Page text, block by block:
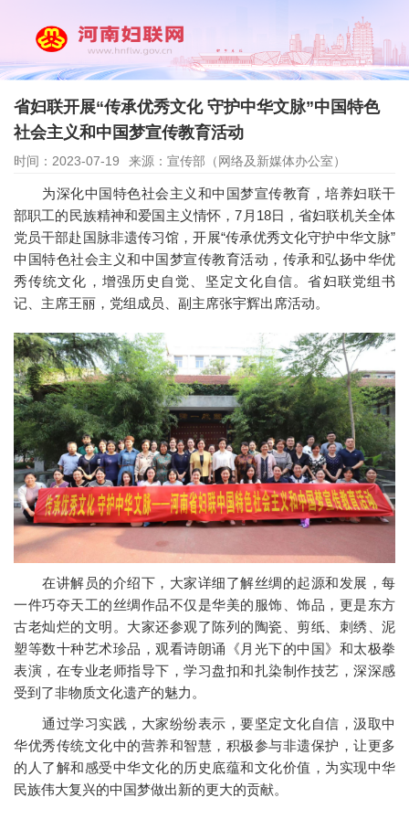
省妇联开展“传承优秀文化 守护中华文脉”中国特色
社会主义和中国梦宣传教育活动
时间：2023-07-19 来源：宣传部（网络及新媒体办公室）
为深化中国特色社会主义和中国梦宣传教育，培养妇联干
部职工的民族精神和爱国主义情怀，7月18日，省妇联机关全体
党员干部赴国脉非遗传习馆，开展“传承优秀文化守护中华文脉”
中国特色社会主义和中国梦宣传教育活动，传承和弘扬中华优
秀传统文化，增强历史自觉、坚定文化自信。省妇联党组书
记、主席王丽，党组成员、副主席张宇辉出席活动。
在讲解员的介绍下，大家详细了解丝绸的起源和发展，每
一件巧夺天工的丝绸作品不仅是华美的服饰、饰品，更是东方
古老灿烂的文明。大家还参观了陈列的陶瓷、剪纸、刺绣、泥
塑等数十种艺术珍品，观看诗朗诵《月光下的中国》和太极拳
表演，在专业老师指导下，学习盘扣和扎染制作技艺，深深感
受到了非物质文化遗产的魅力。
通过学习实践，大家纷纷表示，要坚定文化自信，汲取中
华优秀传统文化中的营养和智慧，积极参与非遗保护，让更多
的人了解和感受中华文化的历史底蕴和文化价值，为实现中华
民族伟大复兴的中国梦做出新的更大的贡献。